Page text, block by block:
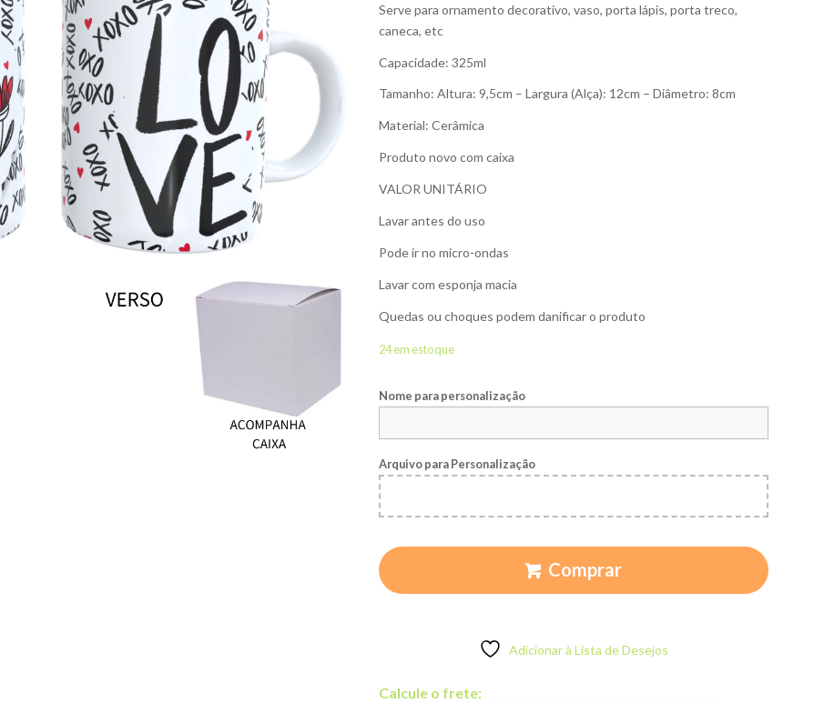
Serve para ornamento decorativo, vaso, porta lápis, porta treco,
caneca, etc
Capacidade: 325ml
Tamanho: Altura: 9,5cm – Largura (Alça): 12cm – Diâmetro: 8cm
Material: Cerâmica
Produto novo com caixa
VALOR UNITÁRIO
Lavar antes do uso
Pode ir no micro-ondas
Lavar com esponja macia
Quedas ou choques podem danificar o produto
24 em estoque
Nome para personalização
Arquivo para Personalização
Comprar
Adicionar à Lista de Desejos
Calcule o frete: